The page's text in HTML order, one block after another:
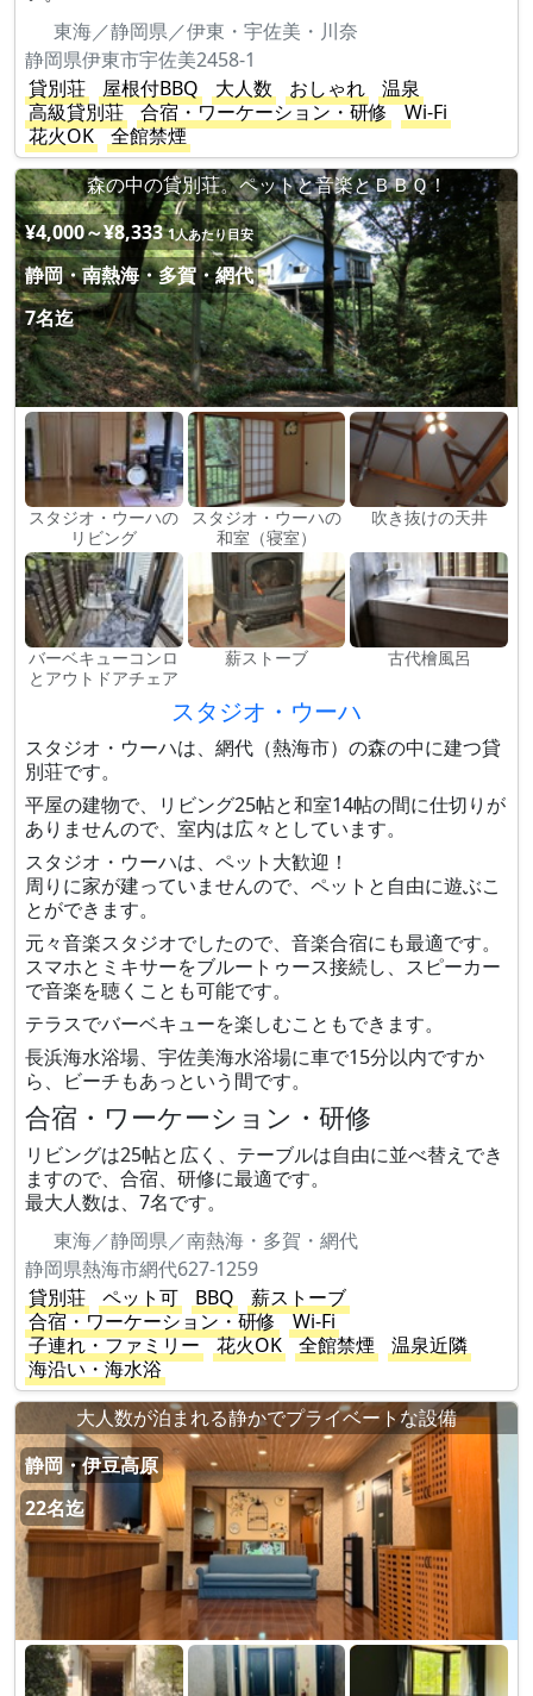
東海／静岡県／伊東・宇佐美・川奈
静岡県伊東市宇佐美2458-1
貸別荘
屋根付BBQ 大人数 おしゃれ
温泉
高級貸別荘
合宿・ワーケーション・研修
Wi-Fi
花火OK
全館禁煙
森の中の貸別荘。ペットと音楽とＢＢＱ！
¥4,000～¥8,333 1人あたり目安
静岡・南熱海・多賀・網代
7名迄
スタジオ・ウーハの
リビング
スタジオ・ウーハの
和室（寝室）
吹き抜けの天井
バーベキューコンロ
とアウトドアチェア
薪ストーブ 古代檜風呂
スタジオ・ウーハ
スタジオ・ウーハは、網代（熱海市）の森の中に建つ貸
別荘です。
平屋の建物で、リビング25帖と和室14帖の間に仕切りが
ありませんので、室内は広々としています。
スタジオ・ウーハは、ペット大歓迎！
周りに家が建っていませんので、ペットと自由に遊ぶこ
とができます。
元々音楽スタジオでしたので、音楽合宿にも最適です。
スマホとミキサーをブルートゥース接続し、スピーカー
で音楽を聴くことも可能です。
テラスでバーベキューを楽しむこともできます。
長浜海水浴場、宇佐美海水浴場に車で15分以内ですか
ら、ビーチもあっという間です。
合宿・ワーケーション・研修
リビングは25帖と広く、テーブルは自由に並べ替えでき
ますので、合宿、研修に最適です。
最大人数は、7名です。
東海／静岡県／南熱海・多賀・網代
静岡県熱海市網代627-1259
貸別荘
ペット可 BBQ
薪ストーブ
合宿・ワーケーション・研修
Wi-Fi
子連れ・ファミリー
花火OK 全館禁煙
温泉近隣
海沿い・海水浴
大人数が泊まれる静かでプライベートな設備
静岡・伊豆高原
22名迄